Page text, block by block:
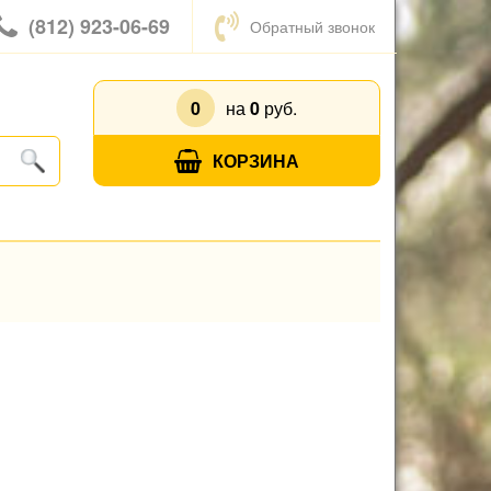
(812) 923-06-69 Обратный звонок
0 на 0руб.
КОРЗИНА